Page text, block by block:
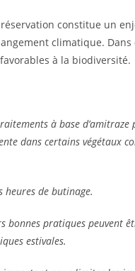
constitue un
climatique.
à la biodiversité.
à base
dans certains
heures de butinage.
bonnes pratiques
estivales.